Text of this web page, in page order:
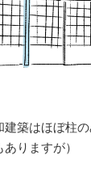
建築はほぼ柱
りますが）